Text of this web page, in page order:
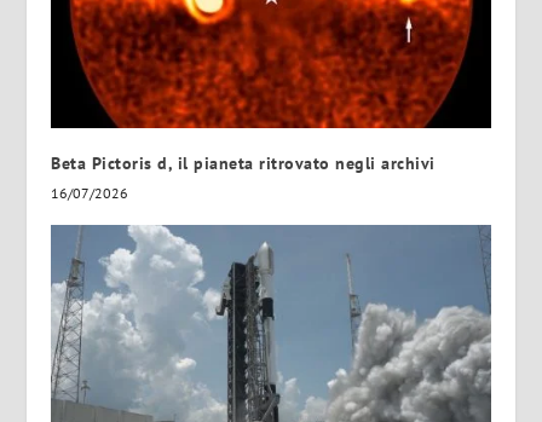
Beta Pictoris d, il pianeta ritrovato negli archivi
16/07/2026